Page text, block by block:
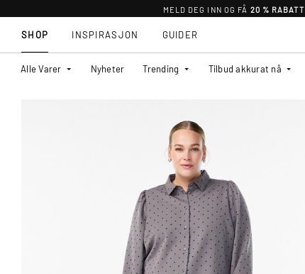
MELD DEG INN OG FÅ 20 % RABATT
SHOP
Alle Varer Nyheter Trending Tilbud akkurat nå
INSPIRASJON GUIDER